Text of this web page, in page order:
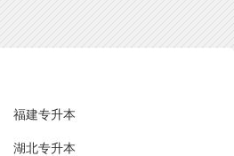
福建专升本
湖北专升本